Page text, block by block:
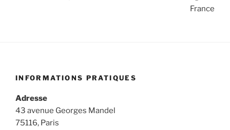
France
INFORMATIONS PRATIQUES
Adresse
43 avenue Georges Mandel
75116, Paris